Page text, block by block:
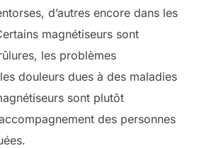
d’autres encore dans les
magnétiseurs sont
les problèmes
douleurs dues à des maladies
sont plutôt
des personnes